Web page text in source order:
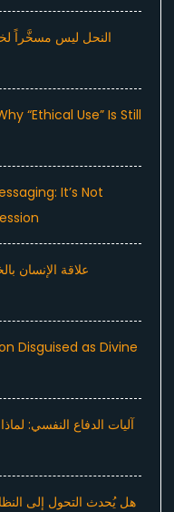
النحل ليس مسخَّراً
“Ethical Use” Is Still
It’s Not
علاقة الإنسان
Disguised as Divine
آليات الدفاع النفسي:
هل يُحدث التحول إلى